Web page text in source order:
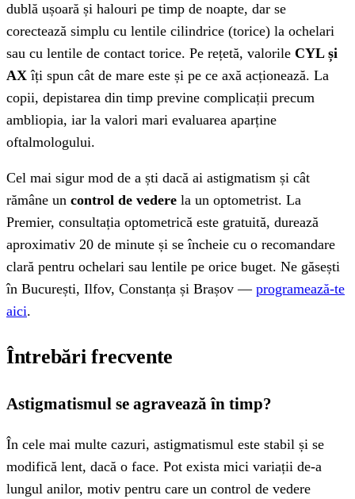
dublă ușoară și halouri pe timp de noapte, dar se
corectează simplu cu lentile cilindrice (torice) la ochelari
sau cu lentile de contact torice. Pe rețetă, valorile CYL și
AX îți spun cât de mare este și pe ce axă acționează. La
copii, depistarea din timp previne complicații precum
ambliopia, iar la valori mari evaluarea aparține
oftalmologului.
Cel mai sigur mod de a ști dacă ai astigmatism și cât
rămâne un control de vedere la un optometrist. La
Premier, consultația optometrică este gratuită, durează
aproximativ 20 de minute și se încheie cu o recomandare
clară pentru ochelari sau lentile pe orice buget. Ne găsești
în București, Ilfov, Constanța și Brașov — programează-te
aici.
Întrebări frecvente
Astigmatismul se agravează în timp?
În cele mai multe cazuri, astigmatismul este stabil și se
modifică lent, dacă o face. Pot exista mici variații de-a
lungul anilor, motiv pentru care un control de vedere